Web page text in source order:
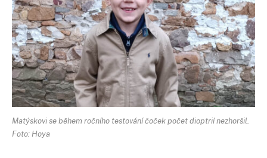
Matýskovi se během ročního testování čoček počet dioptrií nezhoršil.
Foto: Hoya